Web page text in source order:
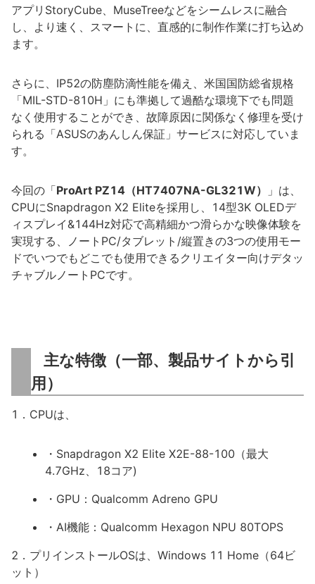
アプリStoryCube、MuseTreeなどをシームレスに融合
し、より速く、スマートに、直感的に制作作業に打ち込め
ます。
さらに、IP52の防塵防滴性能を備え、米国国防総省規格
「MIL-STD-810H」にも準拠して過酷な環境下でも問題
なく使用することができ、故障原因に関係なく修理を受け
られる「ASUSのあんしん保証」サービスに対応していま
す。
今回の「ProArt PZ14（HT7407NA-GL321W）
」は、
CPUにSnapdragon X2 Eliteを採用し、14型3K OLEDデ
ィスプレイ&144Hz対応で高精細かつ滑らかな映像体験を
実現する、ノートPC/タブレット/縦置きの3つの使用モー
ドでいつでもどこでも使用できるクリエイター向けデタッ
チャブルノートPCです。
主な特徴（一部、製品サイトから引
用）
1．CPUは、
・Snapdragon X2 Elite X2E-88-100（最大
4.7GHz、18コア)
・GPU：Qualcomm Adreno GPU
・AI機能：Qualcomm Hexagon NPU 80TOPS
2．プリインストールOSは、Windows 11 Home（64ビ
ット）